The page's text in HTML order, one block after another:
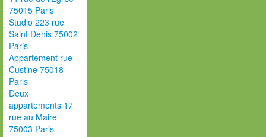
75015 Paris
Studio 223 rue
Saint Denis 75002
Paris
Appartement rue
Custine 75018
Paris
Deux
appartements 17
rue au Maire
75003 Paris